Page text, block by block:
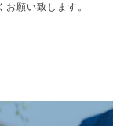
お願い致します。